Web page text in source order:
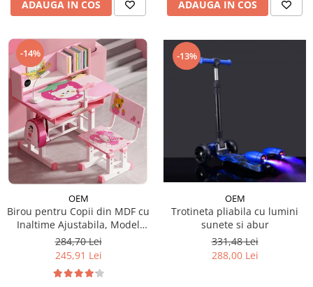
ADAUGA IN COS ADAUGA IN COS
-14%
OEM
Birou pentru Copii din MDF cu
Inaltime Ajustabila, Model
Capsunica Roz
284,70 Lei
245,91 Lei
-13%
OEM
Trotineta pliabila cu lumini
sunete si abur
331,48 Lei
288,00 Lei